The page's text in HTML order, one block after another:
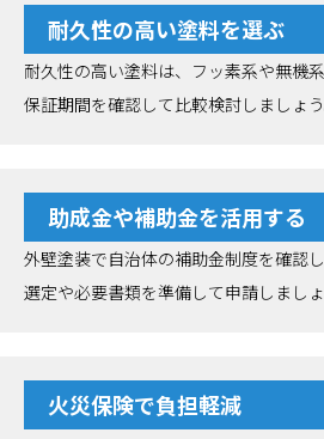
耐久性の高い塗料を選ぶ
耐久性の高い塗料は、フッ素系や無機
保証期間を確認して比較検討しましょう
助成金や補助金を活用する
外壁塗装で自治体の補助金制度を確認
選定や必要書類を準備して申請しましょ
火災保険で負担軽減